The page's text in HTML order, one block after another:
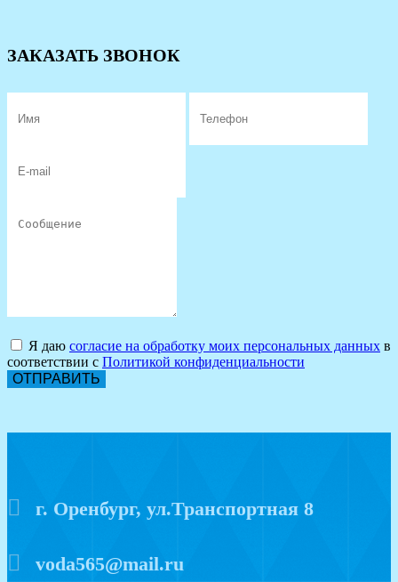
ЗАКАЗАТЬ ЗВОНОК
Я даю согласие на обработку моих персональных данных в
соответствии с Политикой конфиденциальности
ОТПРАВИТЬ
г. Оренбург, ул.Транспортная 8
voda565@mail.ru